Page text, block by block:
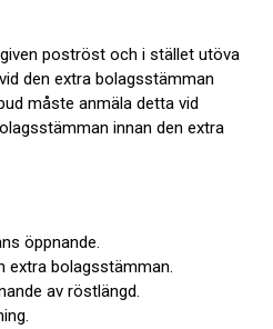
poströst och i stället utöva
den extra bolagsstämman
måste anmäla detta vid
innan den extra
öppnande.
extra bolagsstämman.
av röstlängd.